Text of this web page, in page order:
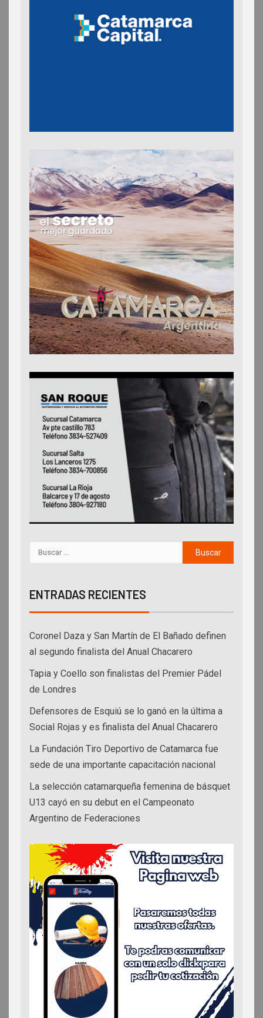
ENTRADAS RECIENTES
Coronel Daza y San Martín de El Bañado definen
al segundo finalista del Anual Chacarero
Tapia y Coello son finalistas del Premier Pádel
de Londres
Defensores de Esquiú se lo ganó en la última a
Social Rojas y es finalista del Anual Chacarero
La Fundación Tiro Deportivo de Catamarca fue
sede de una importante capacitación nacional
La selección catamarqueña femenina de básquet
U13 cayó en su debut en el Campeonato
Argentino de Federaciones